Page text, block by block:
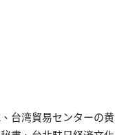
台湾貿易センターの黄